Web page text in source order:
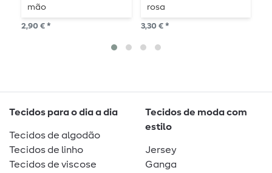
mão
2,90 € *
rosa
3,30 € *
Tecidos para o dia a dia
Tecidos de algodão
Tecidos de linho
Tecidos de viscose
Tecidos de moda com
estilo
Jersey
Ganga